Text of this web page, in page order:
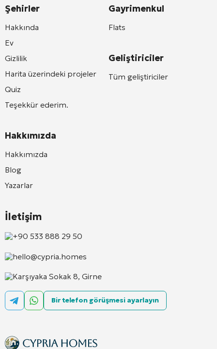
Şehirler
Hakkında
Ev
Gizlilik
Harita üzerindeki projeler
Quiz
Teşekkür ederim.
Hakkımızda
Hakkımızda
Blog
Yazarlar
Gayrimenkul
Flats
Geliştiriciler
Tüm geliştiriciler
İletişim
+90 533 888 29 50
hello@cypria.homes
Karşıyaka Sokak 8, Girne
Bir telefon görüşmesi ayarlayın